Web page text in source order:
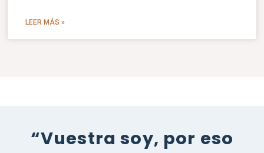
LEER MÁS »
“Vuestra soy, por eso